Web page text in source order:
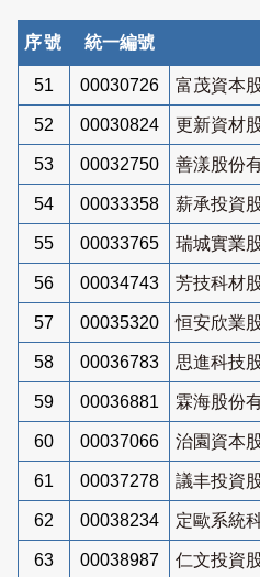
序號 統一編號
51 00030726 富茂資本
52 00030824 更新資材
53 00032750 善漾股份
54 00033358 薪承投資
55 00033765 瑞城實業
56 00034743 芳技科材
57 00035320 恒安欣業
58 00036783 思進科技
59 00036881 霖海股份
60 00037066 治園資本
61 00037278 議丰投資
62 00038234 定歐系統
63 00038987 仁文投資